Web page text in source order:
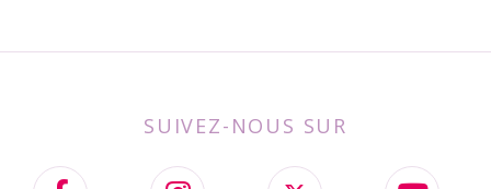
SUIVEZ-NOUS SUR